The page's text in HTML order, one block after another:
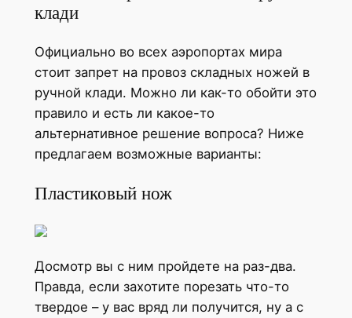
клади
Официально во всех аэропортах мира
стоит запрет на провоз складных ножей в
ручной клади. Можно ли как-то обойти это
правило и есть ли какое-то
альтернативное решение вопроса? Ниже
предлагаем возможные варианты:
Пластиковый нож
Досмотр вы с ним пройдете на раз-два.
Правда, если захотите порезать что-то
твердое – у вас вряд ли получится, ну а с